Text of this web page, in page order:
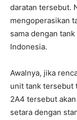
daratan tersebut.
mengoperasikan
sama dengan
Indonesia.
Awalnya, jika
unit tank tersebut
2A4 tersebut
setara dengan